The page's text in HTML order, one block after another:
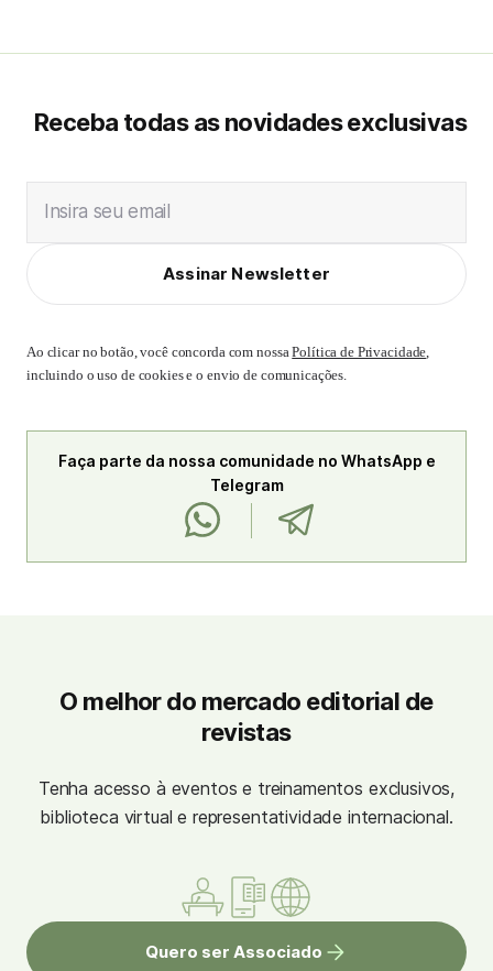
Receba todas as novidades exclusivas
Insira seu email
Assinar Newsletter
Ao clicar no botão, você concorda com nossaPolítica de Privacidade,
incluindo o uso de cookies e o envio de comunicações.
Faça parte da nossa comunidade no WhatsApp e
Telegram
O melhor do mercado editorial de
revistas
Tenha acesso à eventos e treinamentos exclusivos,
biblioteca virtual e representatividade internacional.
Quero ser Associado